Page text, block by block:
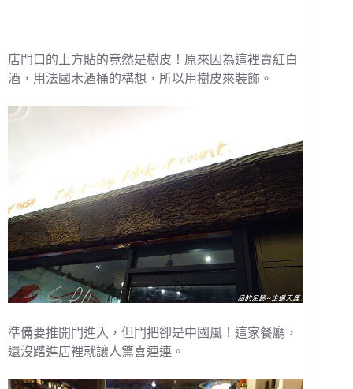
店門口的上方貼的竟然是樹皮！原來因為這裡賣紅白
酒，用法國木酒桶的構想，所以用樹皮來裝飾。
準備要推開門進入，但門把卻是中國風！這家餐廳，
還沒踏進店裡就讓人驚喜連連。